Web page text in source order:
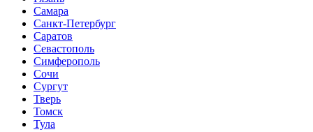
Самара
Санкт-Петербург
Саратов
Севастополь
Симферополь
Сочи
Сургут
Тверь
Томск
Тула